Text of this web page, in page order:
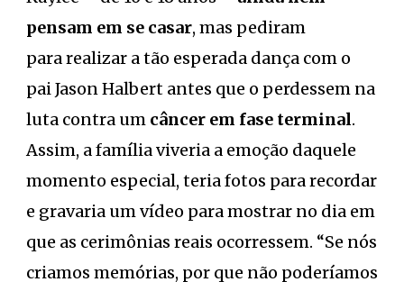
pensam em se casar, mas pediram
para realizar a tão esperada dança com o
pai Jason Halbert antes que o perdessem na
luta contra um câncer em fase terminal.
Assim, a família viveria a emoção daquele
momento especial, teria fotos para recordar
e gravaria um vídeo para mostrar no dia em
que as cerimônias reais ocorressem. “Se nós
criamos memórias, por que não poderíamos